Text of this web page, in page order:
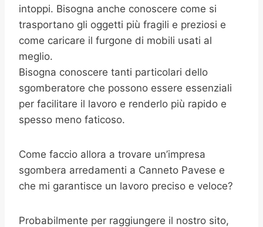
intoppi. Bisogna anche conoscere come si
trasportano gli oggetti più fragili e preziosi e
come caricare il furgone di mobili usati al
meglio.
Bisogna conoscere tanti particolari dello
sgomberatore che possono essere essenziali
per facilitare il lavoro e renderlo più rapido e
spesso meno faticoso.
Come faccio allora a trovare un’impresa
sgombera arredamenti a Canneto Pavese e
che mi garantisce un lavoro preciso e veloce?
Probabilmente per raggiungere il nostro sito,